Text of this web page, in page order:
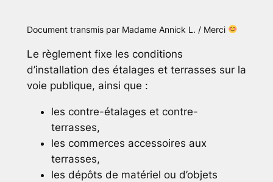
Document transmis par Madame Annick L. / Merci
Le règlement fixe les conditions
d’installation des étalages et terrasses sur la
voie publique, ainsi que :
les contre-étalages et contre-
terrasses,
les commerces accessoires aux
terrasses,
les dépôts de matériel ou d’objets